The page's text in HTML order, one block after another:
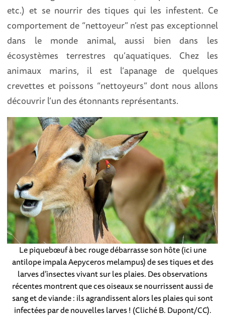
etc.) et se nourrir des tiques qui les infestent. Ce
comportement de “nettoyeur” n’est pas exceptionnel
dans le monde animal, aussi bien dans les
écosystèmes terrestres qu’aquatiques. Chez les
animaux marins, il est l’apanage de quelques
crevettes et poissons “nettoyeurs” dont nous allons
découvrir l’un des étonnants représentants.
Le piquebœuf à bec rouge débarrasse son hôte (ici une
antilope impala Aepyceros melampus) de ses tiques et des
larves d’insectes vivant sur les plaies. Des observations
récentes montrent que ces oiseaux se nourrissent aussi de
sang et de viande : ils agrandissent alors les plaies qui sont
infectées par de nouvelles larves ! (Cliché B. Dupont/CC).